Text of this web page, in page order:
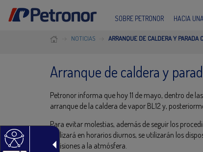
SOBRE PETRONOR HACIA
NOTICIAS ARRANQUE DE CALDERA Y PARADA
Arranque de caldera y
Petronor informa que hoy 11 de mayo, dentro de
arranque de la caldera de vapor BL12 y,
Para evitar molestias, además de seguir los
realizará en horarios diurnos, se utilizarán los
emisiones a la atmósfera.